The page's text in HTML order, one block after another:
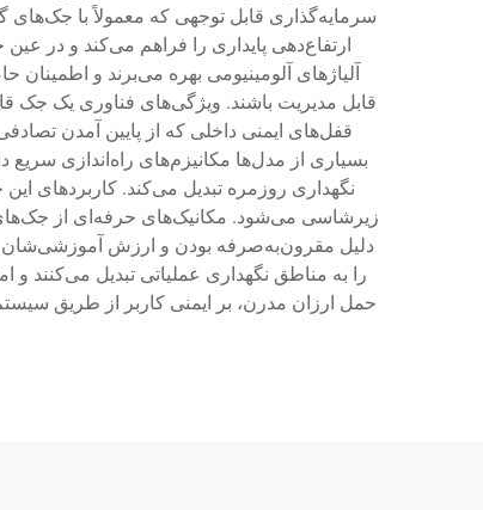
سرمایه‌گذاری قابل توجهی که معمولاً با جک‌های
ارتفاع‌دهی پایداری را فراهم می‌کند و در
قابل مدیریت باشند. ویژگی‌های فناوری یک جک
قفل‌های ایمنی داخلی که از پایین آمدن
بسیاری از مدل‌ها مکانیزم‌های راه‌اندازی سریع
نگهداری روزمره تبدیل می‌کند. کاربردهای
زیرشاسی می‌شود. مکانیک‌های حرفه‌ای از جک‌های
دلیل مقرون‌به‌صرفه بودن و ارزش آموزشی‌شان
را به مناطق نگهداری عملیاتی تبدیل
حمل ارزان مدرن، بر ایمنی کاربر از طریق